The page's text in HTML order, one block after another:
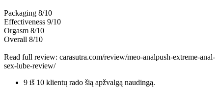
Packaging 8/10
Effectiveness 9/10
Orgasm 8/10
Overall 8/10
Read full review: carasutra.com/review/meo-analpush-extreme-anal-
sex-lube-review/
9 iš 10 klientų rado šią apžvalgą naudingą.